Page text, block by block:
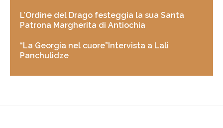
L’Ordine del Drago festeggia la sua Santa
Patrona Margherita di Antiochia
“La Georgia nel cuore”Intervista a Lali
Panchulidze